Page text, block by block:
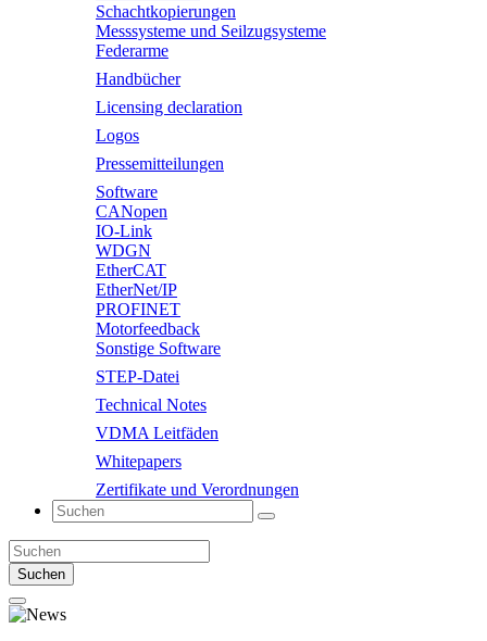
Schachtkopierungen
Messsysteme und Seilzugsysteme
Federarme
Handbücher
Licensing declaration
Logos
Pressemitteilungen
Software
CANopen
IO-Link
WDGN
EtherCAT
EtherNet/IP
PROFINET
Motorfeedback
Sonstige Software
STEP-Datei
Technical Notes
VDMA Leitfäden
Whitepapers
Zertifikate und Verordnungen
Suchen